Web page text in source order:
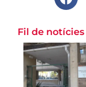
Fil de notícies